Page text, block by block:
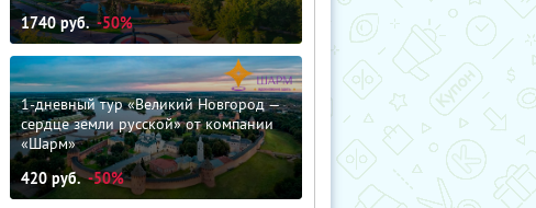
1740руб. -50%
1-дневный тур «Великий Новгород —
сердце земли русской» от компании
«Шарм»
420 руб. -50%